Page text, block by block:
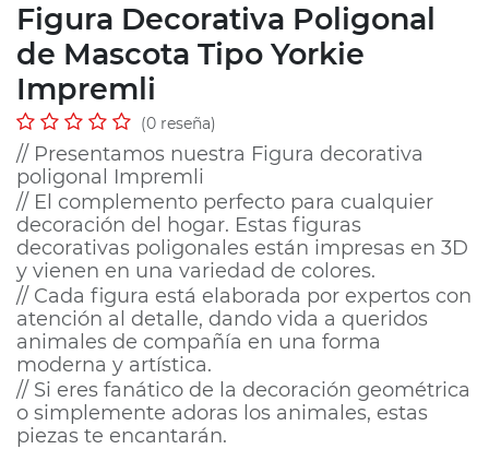
Figura Decorativa Poligonal
de Mascota Tipo Yorkie
Impremli
(0 reseña)
// Presentamos nuestra Figura decorativa
poligonal Impremli
// El complemento perfecto para cualquier
decoración del hogar. Estas figuras
decorativas poligonales están impresas en 3D
y vienen en una variedad de colores.
// Cada figura está elaborada por expertos con
atención al detalle, dando vida a queridos
animales de compañía en una forma
moderna y artística.
// Si eres fanático de la decoración geométrica
o simplemente adoras los animales, estas
piezas te encantarán.